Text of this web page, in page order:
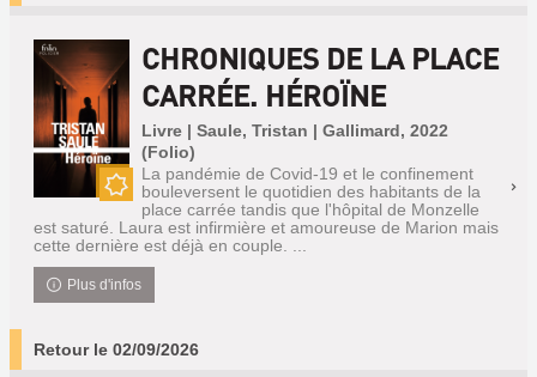
Nouveauté
CHRONIQUES DE LA PLACE
CARRÉE. HÉROÏNE
Livre | Saule, Tristan | Gallimard, 2022
(Folio)
La pandémie de Covid-19 et le confinement
bouleversent le quotidien des habitants de la
place carrée tandis que l'hôpital de Monzelle
est saturé. Laura est infirmière et amoureuse de Marion mais
cette dernière est déjà en couple. ...
Plus d'infos
Retour le 02/09/2026